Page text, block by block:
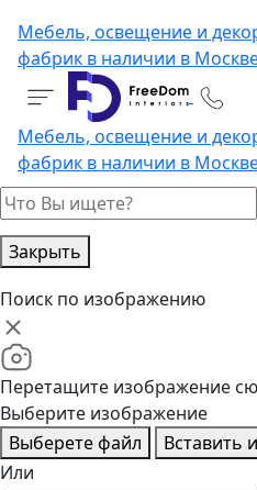
Мебель, освещение и
фабрик в наличии в
Мебель, освещение и
фабрик в наличии в
Закрыть
Поиск по изображению
Перетащите изображение
Выберите изображение
Выберете файл
Вставить
Или